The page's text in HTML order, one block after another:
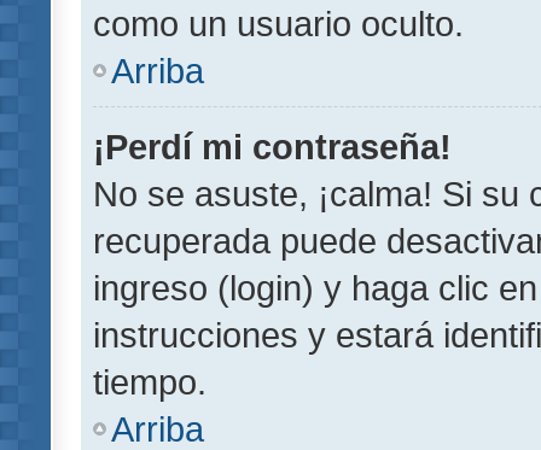
como un usuario oculto.
Arriba
¡Perdí mi contraseña!
No se asuste, ¡calma! Si su
recuperada puede
ingreso (login) y haga clic
instrucciones y estará
tiempo.
Arriba